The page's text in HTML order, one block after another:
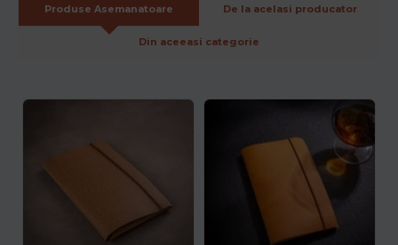
Produse Asemanatoare De la acelasi producator
Din aceeasi categorie